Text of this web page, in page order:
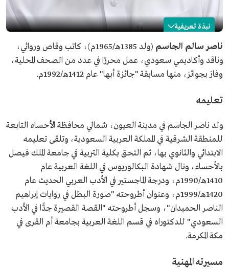
نبذة تعريفية
ناصر الجاسم
الاسم
ناصر الجاسم.
التصنيف
كاتب وقاص وروائي وناقد أكاديمي.
مكان الميلاد
المؤهلات العلمية
شهادة البكالوريوس في اللغة العربية من جامعة فيصل
درجة الماجستر في الأدب العربي الحديث من جامعة الملك
فيصل في الأحساء.
ناصر سالم الجاسم
(ولد 1385هـ/1965م)، كاتب وقاص وروائي،
وناقد وأكاديمي سعودي، عمل محررًا في عدد من الصحف المحلية،
وفاز بجوائز، منها مسابقة "جائزة أبها" عام 1412هـ/1992م.
تعليمه
ولد ناصر الجاسم في مدينة العيون، شمالي محافظة الأحساء التابعة
للمنطقة الشرقية في المملكة العربية السعودية، وتلقى تعليمه
الابتدائي والثانوي بها، ثم التحق بكلية التربية في جامعة الملك فيصل
بالأحساء، ونال شهادة البكالوريوس في اللغة العربية عام
1410هـ/1990م، ودرجة الماجستير في الأدب العربي الحديث عام
1420هـ/1999م، وعنوان أطروحته "صورة البطل في روايات إبراهيم
الناصر الحميدان"، وسجل أطروحته "القصة القصيرة جدًّا في الأدب
السعودي" للدكتوراه في قسم اللغة العربية بجامعة أم القرى في
مكة المكرمة.
مسيرته المهنية